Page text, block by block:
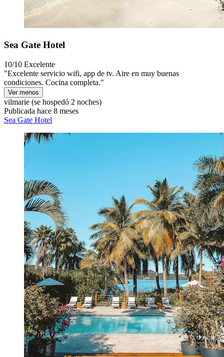
Sea Gate Hotel
10/10 Excelente
"Excelente servicio wifi, app de tv. Aire en muy buenas
condiciones. Cocina completa."
Ver menos
vilmarie (se hospedó 2 noches)
Publicada hace 8 meses
Sea Gate Hotel